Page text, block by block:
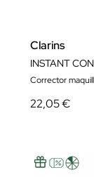
Clarins
INSTANT
Corrector
22,05 €